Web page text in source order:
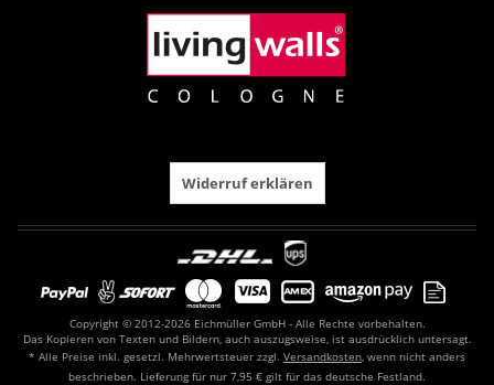
Widerruf erklären
Copyright © 2012-2026 Eichmüller GmbH - Alle Rechte vorbehalten.
Das Kopieren von Texten und Bildern, auch auszugsweise, ist ausdrücklich untersagt.
* Alle Preise inkl. gesetzl. Mehrwertsteuer zzgl. Versandkosten, wenn nicht anders
beschrieben. Lieferung für nur 7,95 € gilt für das deutsche Festland.